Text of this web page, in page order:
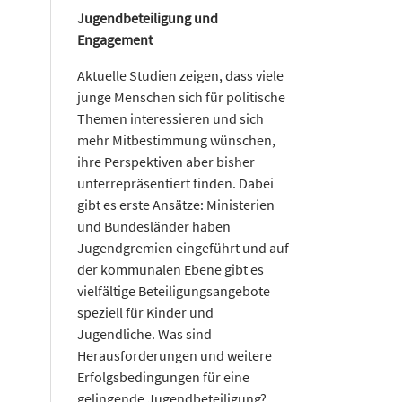
Jugendbeteiligung und
Engagement
Aktuelle Studien zeigen, dass viele
junge Menschen sich für politische
Themen interessieren und sich
mehr Mitbestimmung wünschen,
ihre Perspektiven aber bisher
unterrepräsentiert finden. Dabei
gibt es erste Ansätze: Ministerien
und Bundesländer haben
Jugendgremien eingeführt und auf
der kommunalen Ebene gibt es
vielfältige Beteiligungsangebote
speziell für Kinder und
Jugendliche. Was sind
Herausforderungen und weitere
Erfolgsbedingungen für eine
gelingende Jugendbeteiligung?